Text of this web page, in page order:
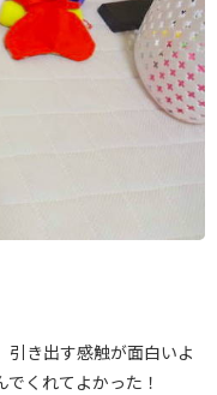
引き出す感触が面白いよ
くれてよかった！